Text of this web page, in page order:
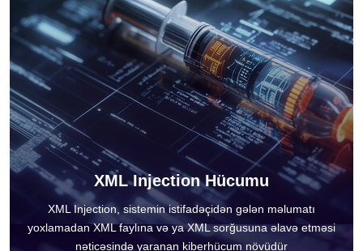
XML Injection Hücumu
XML Injection, sistemin istifadəçidən gələn məlumatı
yoxlamadan XML faylına və ya XML sorğusuna əlavə etməsi
nəticəsində yaranan kiberhücum növüdür